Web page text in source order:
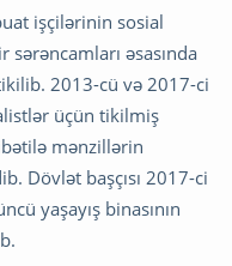
işçilərinin sosial
əsasında
2013-cü və 2017-ci
üçün tikilmiş
mənzillərin
Dövlət başçısı 2017-ci
yaşayış binasının